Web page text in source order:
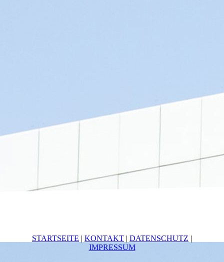
STARTSEITE | KONTAKT | DATEN­SCHUTZ |
IMPRESSUM